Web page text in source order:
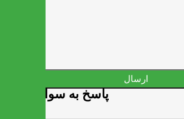
ارسال
پاسخ به سوالات شما